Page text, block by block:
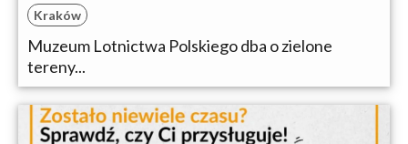
Kraków
Muzeum Lotnictwa Polskiego dba o zielone
tereny...